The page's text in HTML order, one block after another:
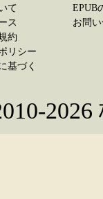
て
ス
約
リシー
基づく
EPUB
お問